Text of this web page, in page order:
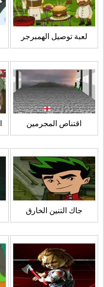
لعبة توصيل الهمبرجر
اقتناص المجرمين
جاك التنين الخارق